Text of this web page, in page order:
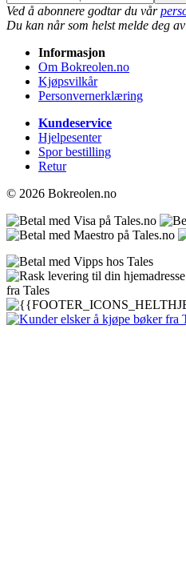
Ved å abonnere godtar du vår
Du kan når som helst melde deg
Informasjon
Om Bokreolen.no
Kjøpsvilkår
Personvernerklæring
Kundeservice
Hjelpesenter
Spor bestilling
Retur
© 2026 Bokreolen.no